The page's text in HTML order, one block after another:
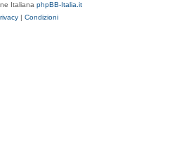
Italiana phpBB-Italia.it
| Condizioni